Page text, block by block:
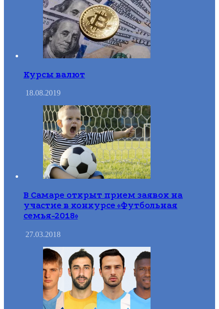
Курсы валют
18.08.2019
В Самаре открыт прием заявок на
участие в конкурсе «Футбольная
семья-2018»
27.03.2018